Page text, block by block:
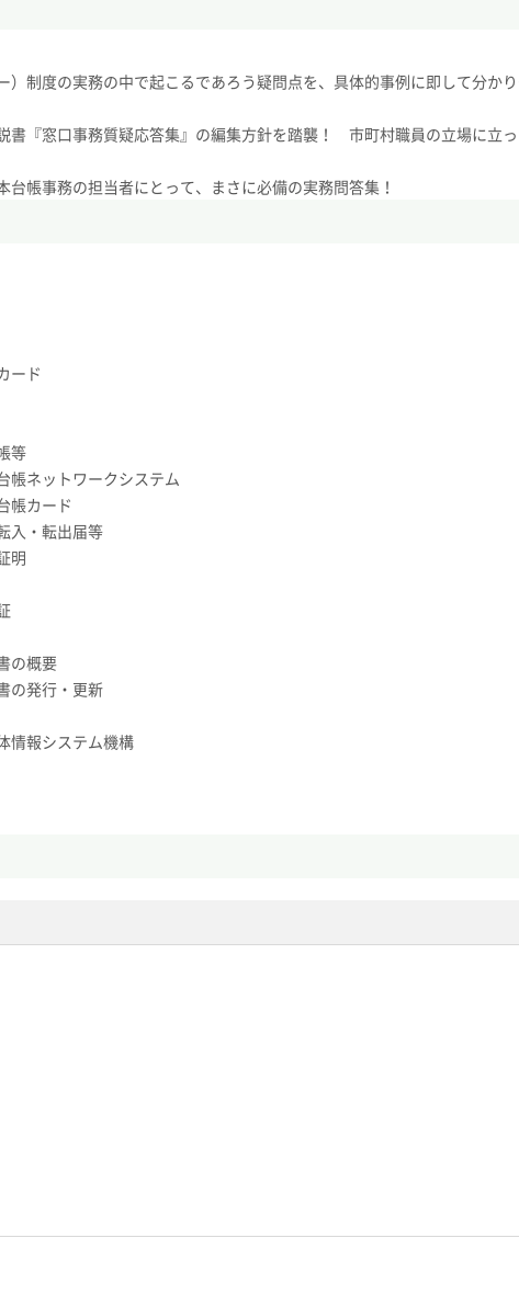
制度の実務の中で起こるであろう疑問点を、具体的事例に即して分かり
『窓口事務質疑応答集』の編集方針を踏襲！ 市町村職員の立場に立っ
帳事務の担当者にとって、まさに必備の実務問答集！
ード
等
ネットワークシステム
カード
・転出届等
明
の概要
発行・更新
報システム機構